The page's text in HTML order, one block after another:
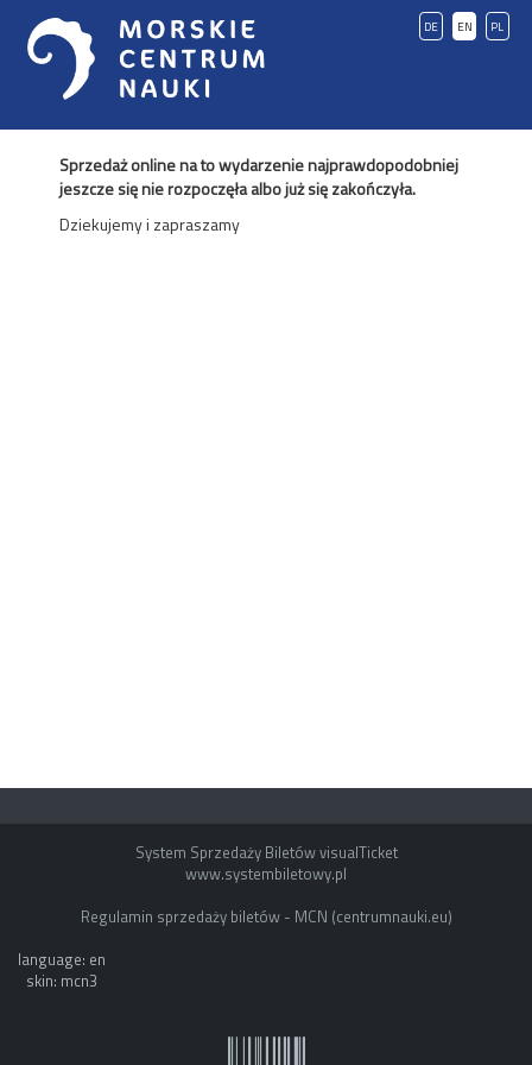
PL
EN
DE
Sprzedaż online na to wydarzenie najprawdopodobniej
jeszcze się nie rozpoczęła albo już się zakończyła.
Dziekujemy i zapraszamy
System Sprzedaży Biletów visualTicket
www.systembiletowy.pl
Regulamin sprzedaży biletów - MCN (centrumnauki.eu)
language: en
skin: mcn3